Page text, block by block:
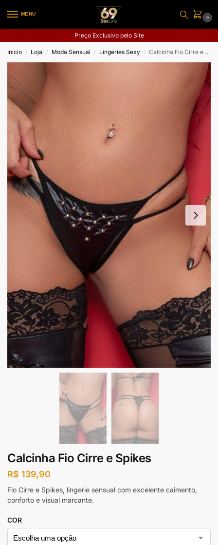
MENU
0
Preço Exclusivo pelo Site
Início / Loja / Moda Sensual / Lingeries Sexy / Calcinha Fio Cirre e Spikes
Calcinha Fio Cirre e Spikes
R$ 139,90
Fio Cirre e Spikes, lingerie sensual com excelente caimento,
conforto e visual marcante.
COR